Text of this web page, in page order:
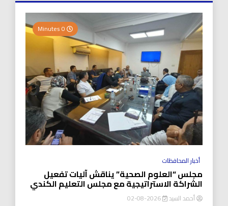
أخبار المحافظات
مجلس “العلوم الصحية” يناقش آليات تفعيل
الشراكة الاستراتيجية مع مجلس التعليم الكندي
أحمد السيد 2026-08-02